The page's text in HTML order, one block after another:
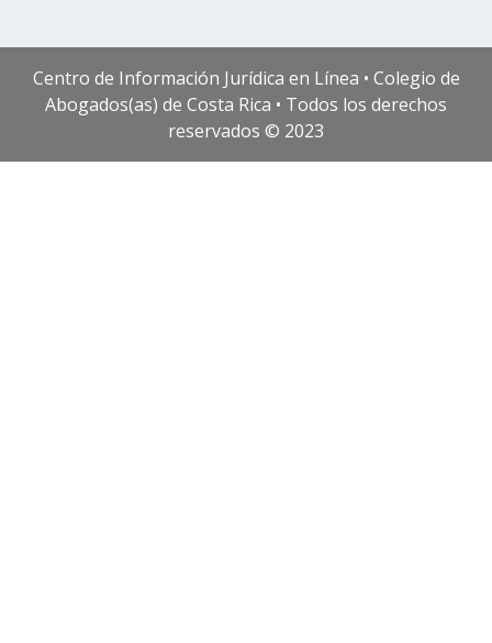
Centro de Información Jurídica en Línea • Colegio de
Abogados(as) de Costa Rica • Todos los derechos
reservados © 2023